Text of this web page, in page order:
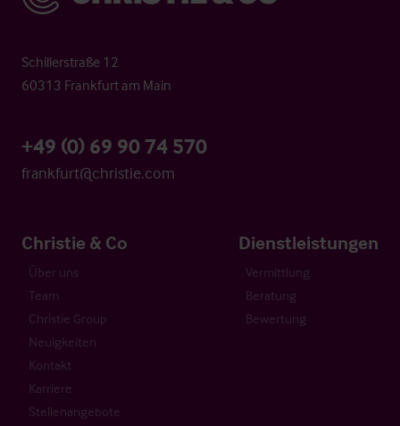
Schillerstraße 12
60313 Frankfurt am Main
+49 (0) 69 90 74 570
frankfurt@christie.com
Christie & Co
Über uns
Team
Christie Group
Neuigkeiten
Kontakt
Karriere
Stellenangebote
Dienstleistungen
Vermittlung
Beratung
Bewertung